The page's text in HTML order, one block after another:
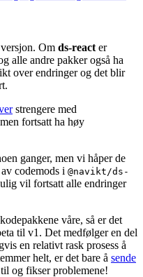
Om ds-react er
alle andre pakker også ha
over endringer og det blir
strengere med
fortsatt ha høy
ganger, men vi håper de
codemods i @navikt/ds-
vil fortsatt alle endringer
våre, så er det
til v1. Det medfølger en del
en relativt rask prosess å
helt, er det bare å sende
og fikser problemene!